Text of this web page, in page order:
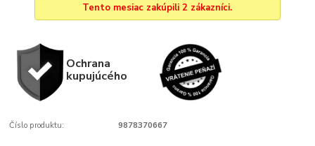
Tento mesiac zakúpili 2 zákazníci.
Ochrana
kupujúcého
Číslo produktu: 9878370667